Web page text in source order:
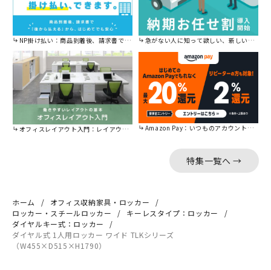
NP掛け払い：商品到着後、請求書で後から払えます。 急がない人に知って欲しい、新しい割引を始めました。
オフィスレイアウト入門：レイアウトの基本をご紹介。 Amazon Pay：いつものアカウントで簡単に決済可能。
特集一覧へ →
ホーム
オフィス収納家具・ロッカー
ロッカー・スチールロッカー
キーレスタイプ：ロッカー
ダイヤルキー式：ロッカー
ダイヤル式 1人用ロッカー ワイド TLKシリーズ
（W455×D515×H1790）